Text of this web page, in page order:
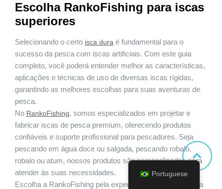
Escolha RankoFishing para iscas
superiores
Selecionando o certo isca dura é fundamental para o
sucesso da pesca com iscas artificiais. Com este guia
completo, você poderá entender melhor as características,
aplicações e técnicas de uso de diversas iscas rígidas,
garantindo as melhores escolhas para suas aventuras de
pesca.
No RankoFishing, somos especializados em projetar e
fabricar iscas de pesca premium, oferecendo produtos
confiáveis e suporte profissional para pescadores. Seja
pescando em água doce ou salgada, pescando robalo,
robalo ou atum, nossos produtos são personalizados para
atender às suas necessidades.
Escolha a RankoFishing pela expertise e qualidade, e faça
Portuguese